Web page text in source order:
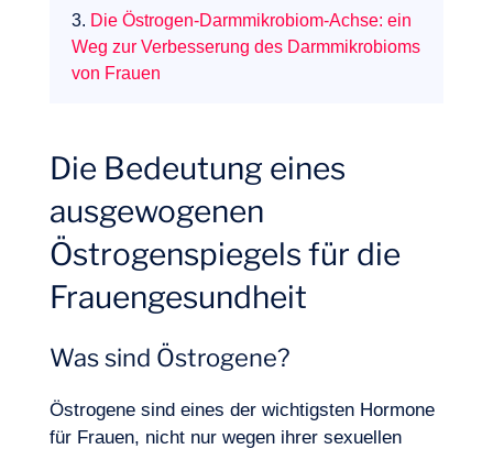
3. Die Östrogen-Darmmikrobiom-Achse: ein
Weg zur Verbesserung des Darmmikrobioms
von Frauen
Die Bedeutung eines
ausgewogenen
Östrogenspiegels für die
Frauengesundheit
Was sind Östrogene?
Östrogene sind eines der wichtigsten Hormone
für Frauen, nicht nur wegen ihrer sexuellen